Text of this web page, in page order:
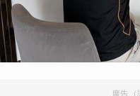
廣告（